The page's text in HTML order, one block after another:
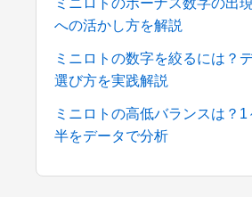
ミニロトのボーナス数字の出
への活かし方を解説
ミニロトの数字を絞るには？
選び方を実践解説
ミニロトの高低バランスは？
半をデータで分析